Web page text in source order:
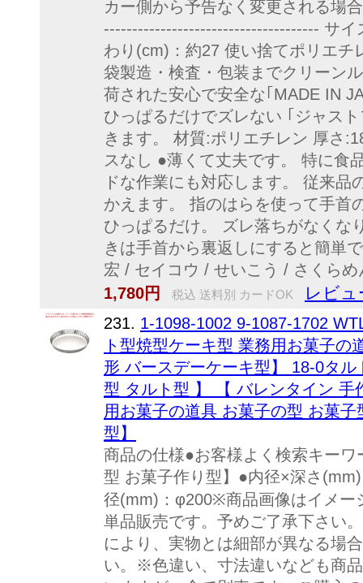
カー側から予告なく変更される場
-------------------------------------- サイ
わり(cm)：約27 使い捨てポリエ
袋製造・検査・包装までクリーン
荷された安心で安全な｢MADE IN
ひっぱるだけでズレない ｢ジャス
きます。 材質:ポリエチレン 厚さ
スなし ●薄くて丈夫です。 特に食
ドな作業にも対応します。 従来
かえます。 指のはらを使って手首
ひっぱるだけ。 ズレ落ちがなくな
きは手首から裏返しにすると簡単
宏 / セイコウ / せいこう / さくら
1,780円
税込 送料別 カードOK レビュ
231. 1-1098-1002 9-1087-1702
ト型焼型ケーキ型 業務用お菓子
形 バースデーケーキ型】 18-0タ
型 タルト型 】 【 バレンタイン
用お菓子の道具 お菓子の型 お菓
型】
商品の仕様●お客様よく検索キー
型 お菓子作り型】●内径×深さ
径(mm)：φ200※商品画像はイメー
単品販売です。予めご了承下さい
により、実物とは細部が異なる場
い。※色違い、寸法違いなども商